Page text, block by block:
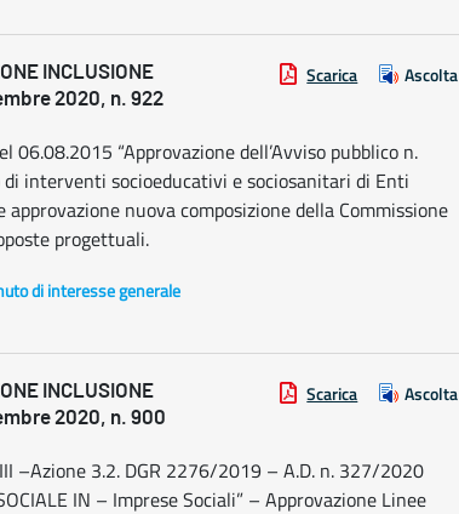
INCLUSIONE
2020, n. 922
Scarica Ascolta
06.08.2015 “Approvazione dell’Avviso pubblico n.
interventi socioeducativi e sociosanitari di Enti
nuova composizione della Commissione
progettuali.
di interesse generale
INCLUSIONE
2020, n. 900
Scarica Ascolta
–Azione 3.2. DGR 2276/2019 – A.D. n. 327/2020
IN – Imprese Sociali” – Approvazione Linee